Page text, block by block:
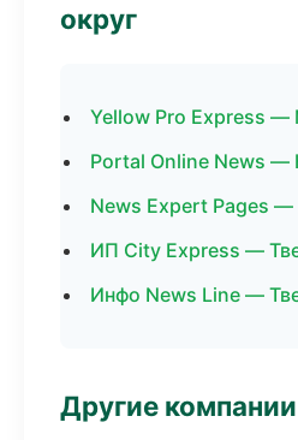
округ
Yellow Pro Express —
Portal Online News —
News Expert Pages —
ИП City Express —
Инфо News Line —
Другие компании